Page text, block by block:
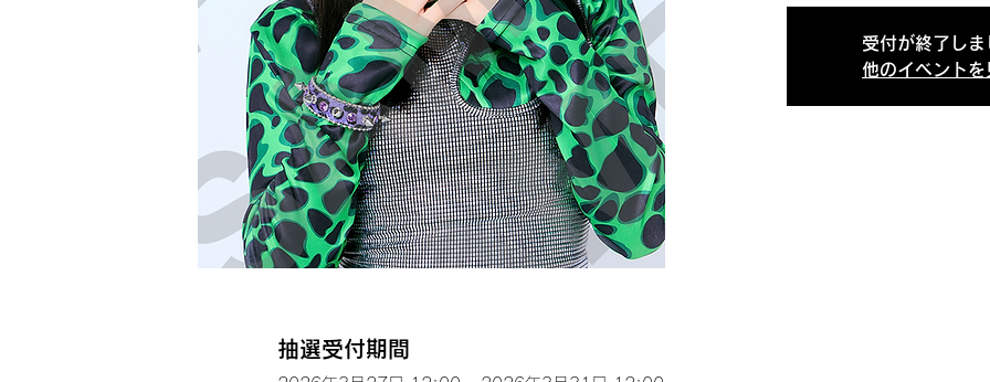
受付が終了しま
他のイベントを
抽選受付期間